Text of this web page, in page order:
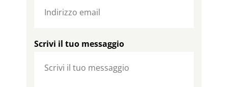
Scrivi il tuo messaggio